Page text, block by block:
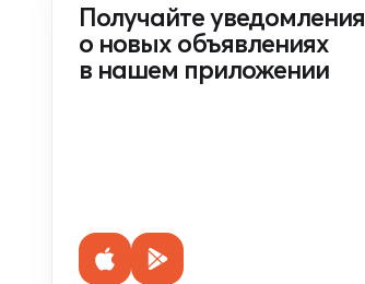
Получайте уведомления
о новых объявлениях
в нашем приложении